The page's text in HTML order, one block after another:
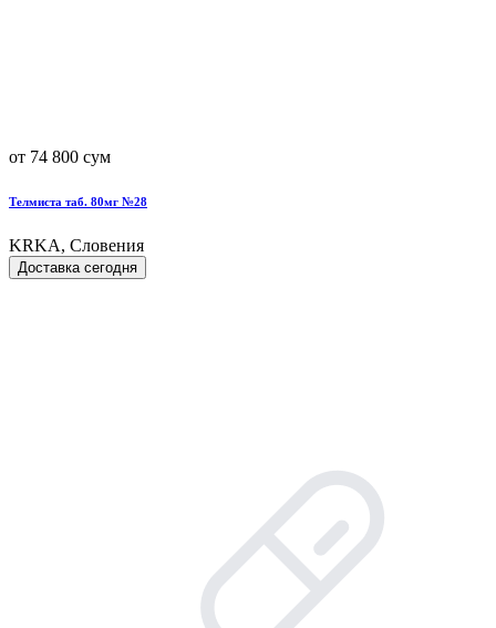
от 74 800 сум
Телмиста таб. 80мг №28
KRKA, Словения
Доставка сегодня